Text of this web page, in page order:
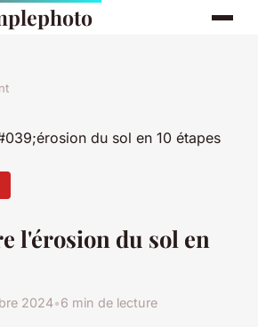
l'érosion du sol en
2024•6 min de lecture